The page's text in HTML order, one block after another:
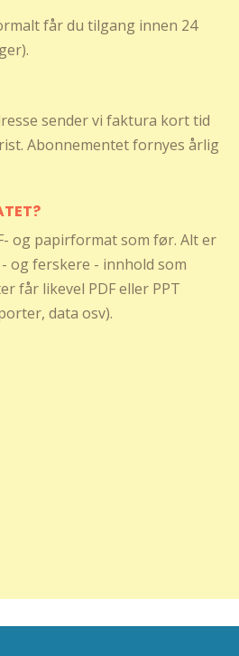
får du tilgang innen 24
sender vi faktura kort tid
Abonnementet fornyes årlig
og papirformat som før. Alt er
og ferskere - innhold som
får likevel PDF eller PPT
data osv).